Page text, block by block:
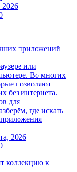
2026
приложений
или
Во многих
позволяют
без интернета.
для
где искать
2026